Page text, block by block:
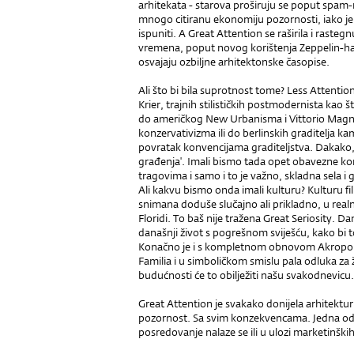
arhitekata - starova proširuju se poput
mnogo citiranu ekonomiju pozornosti, iako
ispuniti. A Great Attention se raširila i
vremena, poput novog korištenja Zeppelin-
osvajaju ozbiljne arhitektonske časopise.
Ali što bi bila suprotnost tome? Less
Krier, trajnih stilističkih postmodernista kao
do američkog New Urbanisma i Vittorio
konzervativizma ili do berlinskih graditelja
povratak konvencijama graditeljstva.
građenja'. Imali bismo tada opet obavezne
tragovima i samo i to je važno, skladna sela
Ali kakvu bismo onda imali kulturu? Kulturu
snimana doduše slučajno ali prikladno, u
Floridi. To baš nije tražena Great Seriosity.
današnji život s pogrešnom sviješću, kako
Konačno je i s kompletnom obnovom
Familia i u simboličkom smislu pala odluka
budućnosti će to obilježiti našu svakodnevicu.
Great Attention je svakako donijela
pozornost. Sa svim konzekvencama. Jedna
posredovanje nalaze se ili u ulozi